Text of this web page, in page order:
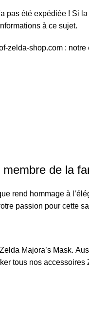
pas été expédiée !
à ce sujet.
zelda-shop.com :
de la
rend hommage à
passion pour cette
Majora’s Mask.
tous nos accessoires